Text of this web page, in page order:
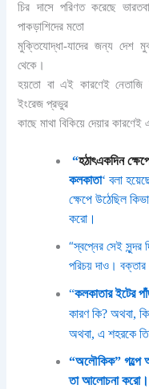
চির দাসে পরিণত করেছে
পাকড়াশিদের মতো
মুক্তিযোদ্ধা-যাদের জন্য দেশ
থেকে।
হয়তো বা এই কারণেই
ইংরেজ প্রভুর
কাছে মাথা বিকিয়ে দেয়ার
“হঠাৎএকদিন
কলকাতা‘ বলা
ক্ষেপে উঠেছিল
করো।
“স্বপ্নের সেই সুন্দর
পরিচয় দাও।
“কলকাতার ইটের
কারণ কি?অথবা,
অথবা, এ শহরকে
“অলৌকিক” গল্পে
তা আলোচনা করো।